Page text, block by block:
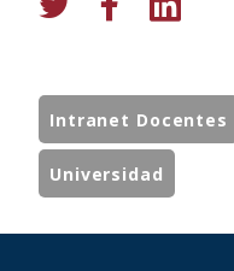
Intranet Docentes
Universidad